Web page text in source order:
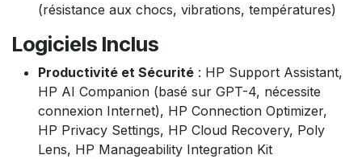
(résistance aux chocs, vibrations, températures)
Logiciels Inclus
Productivité et Sécurité : HP Support Assistant,
HP AI Companion (basé sur GPT-4, nécessite
connexion Internet), HP Connection Optimizer,
HP Privacy Settings, HP Cloud Recovery, Poly
Lens, HP Manageability Integration Kit